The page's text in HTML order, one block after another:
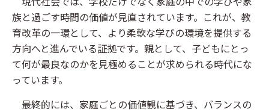
族と過ごす時間の価値が見直されています。これが、教
育改革の一環として、より柔軟な学びの環境を提供する
方向へと進んでいる証拠です。親として、子どもにとっ
て何が最良なのかを見極めることが求められる時代にな
っています。
最終的には、家庭ごとの価値観に基づき、バランスの